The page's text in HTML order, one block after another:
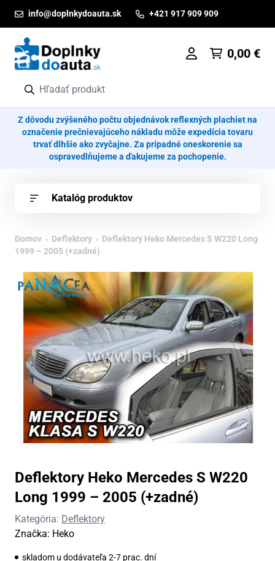
info@doplnkydoauta.sk +421 917 909 909
0,00 €
Z dôvodu zvýšeného počtu objednávok reflexných plachiet na
označenie prečnievajúceho nákladu môže expedícia tovaru
trvať dlhšie ako zvyčajne. Za prípadné oneskorenie sa
ospravedlňujeme a ďakujeme za pochopenie.
Katalóg produktov
Domov › Deflektory › Deflektory Heko Mercedes S W220 Long
1999 – 2005 (+zadné)
Deflektory Heko Mercedes S W220
Long 1999 – 2005 (+zadné)
Kategória: Deflektory
Značka: Heko
skladom u dodávateľa 2-7 prac. dní